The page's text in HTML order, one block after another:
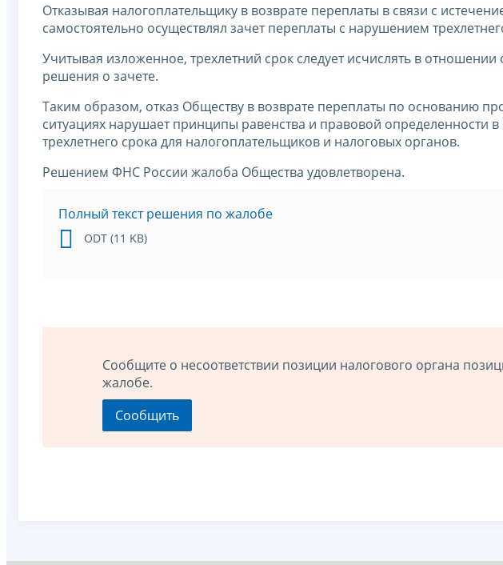
Отказывая налогоплательщику в возврате переплаты в связи с
самостоятельно осуществлял зачет переплаты с нарушением
Учитывая изложенное, трехлетний срок следует исчислять в
решения о зачете.
Таким образом, отказ Обществу в возврате переплаты по основанию
ситуациях нарушает принципы равенства и правовой определенности
трехлетнего срока для налогоплательщиков и налоговых органов.
Решением ФНС России жалоба Общества удовлетворена.
Полный текст решения по жалобе
ODT (11 KB)
Сообщите о несоответствии позиции налогового органа
жалобе.